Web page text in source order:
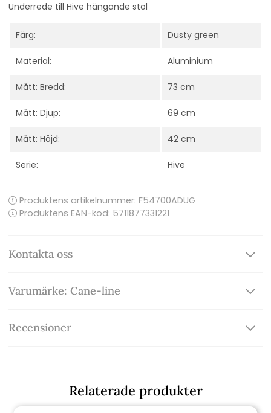
Underrede till Hive hängande stol
Färg: Dusty green
Material: Aluminium
Mått: Bredd: 73 cm
Mått: Djup: 69 cm
Mått: Höjd: 42 cm
Serie: Hive
Produktens artikelnummer: F54700ADUG
Produktens EAN-kod: 5711877331221
Kontakta oss
Varumärke: Cane-line
Recensioner
Relaterade produkter